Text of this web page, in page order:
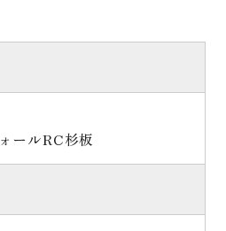
ールRC杉板